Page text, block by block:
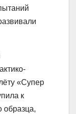
«Супер
к
образца,